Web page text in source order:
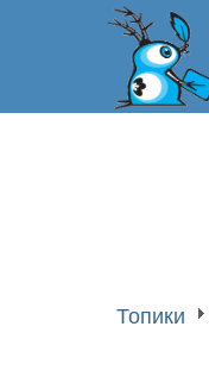
Топики